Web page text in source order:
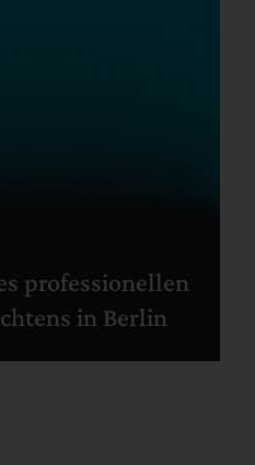
professionellen
in Berlin